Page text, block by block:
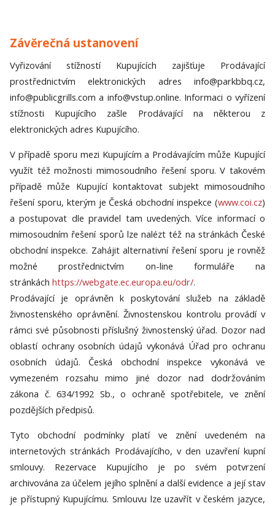
Závěrečná ustanovení
Vyřizování stížností Kupujících zajišťuje Prodávající
prostřednictvím elektronických adres info@parkbbq.cz,
info@publicgrills.com a info@vstup.online. Informaci o vyřízení
stížnosti Kupujícího zašle Prodávající na některou z
elektronických adres Kupujícího.
V případě sporu mezi Kupujícím a Prodávajícím může Kupující
využít též možnosti mimosoudního řešení sporu. V takovém
případě může Kupující kontaktovat subjekt mimosoudního
řešení sporu, kterým je Česká obchodní inspekce (www.coi.cz)
a postupovat dle pravidel tam uvedených. Více informací o
mimosoudním řešení sporů lze nalézt též na stránkách České
obchodní inspekce. Zahájit alternativní řešení sporu je rovněž
možné prostřednictvím on-line formuláře na
stránkách https://webgate.ec.europa.eu/odr/.
Prodávající je oprávněn k poskytování služeb na základě
živnostenského oprávnění. Živnostenskou kontrolu provádí v
rámci své působnosti příslušný živnostenský úřad. Dozor nad
oblastí ochrany osobních údajů vykonává Úřad pro ochranu
osobních údajů. Česká obchodní inspekce vykonává ve
vymezeném rozsahu mimo jiné dozor nad dodržováním
zákona č. 634/1992 Sb., o ochraně spotřebitele, ve znění
pozdějších předpisů.
Tyto obchodní podmínky platí ve znění uvedeném na
internetových stránkách Prodávajícího, v den uzavření kupní
smlouvy. Rezervace Kupujícího je po svém potvrzení
archivována za účelem jejího splnění a další evidence a její stav
je přístupný Kupujícímu. Smlouvu lze uzavřít v českém jazyce,